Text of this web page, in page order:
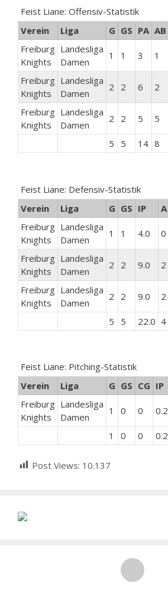
Feist Liane: Offensiv-Statistik
Verein
Liga G GS PA AB
Freiburg
Knights
Landesliga
Damen
1 1 3 1
Freiburg
Knights
Landesliga
Damen
2 2 6 2
Freiburg
Knights
Landesliga
Damen
2 2 5 5
5 5 14 8
Feist Liane: Defensiv-Statistik
Verein
Liga G GS IP A
Freiburg
Knights
Landesliga
Damen
1 1 4.0 0
Freiburg
Knights
Landesliga
Damen
2 2 9.0 2
Freiburg
Knights
Landesliga
Damen
2 2 9.0 2
5 5 22.0 4
Feist Liane: Pitching-Statistik
Verein
Liga G GS CG IP
Freiburg
Knights
Landesliga
Damen
1 0 0 0.2
1 0 0 0.2
Post Views: 10.137